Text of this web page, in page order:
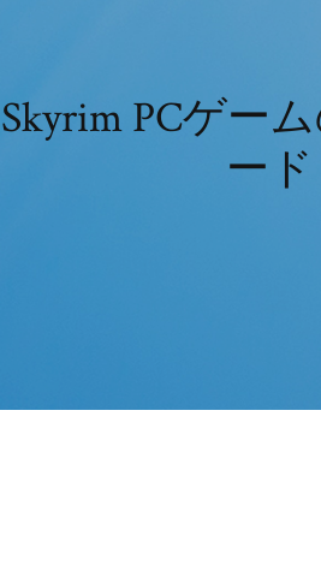
Skyrim PCゲー
ード